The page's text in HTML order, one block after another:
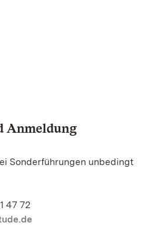
Anmeldung
Sonderführungen unbedingt
47 72